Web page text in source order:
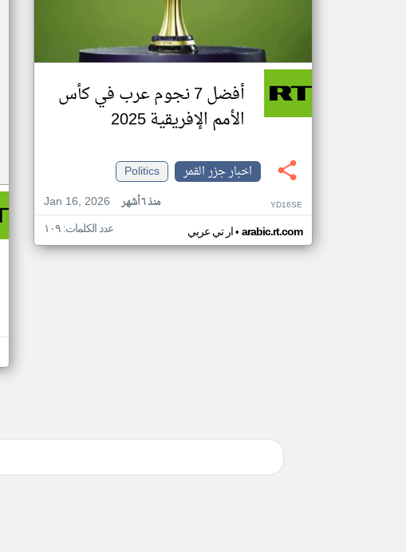
أفضل 7 نجوم عرب في كأس
الأمم الإفريقية 2025
اخبار جزر القمر
Politics
Jan 16, 2026
منذ ٦ أشهر YD16SE
ار تي عربي• arabic.rt.com عدد الكلمات: ١٠٩